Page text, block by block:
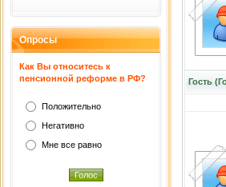
Опросы
Как Вы относитесь к
пенсионной реформе в РФ?
Положительно
Негативно
Мне все равно
Гость